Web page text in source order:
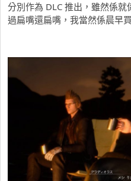
分別作為 DLC 推出，雖然係
過扁嘴還扁嘴，我當然係晨早